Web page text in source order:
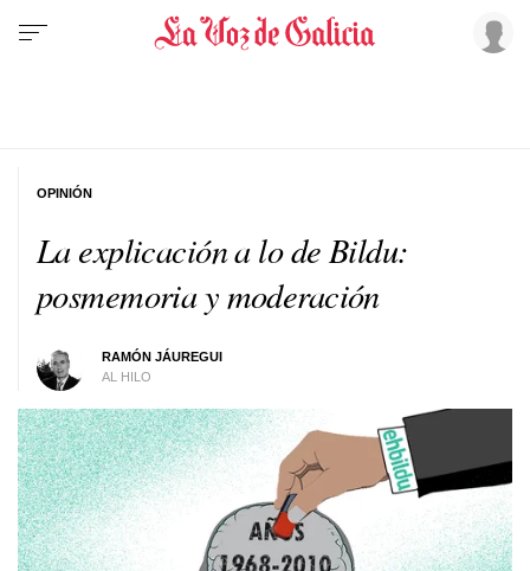
La explicación a lo de Bildu:
posmemoria y moderación
RAMÓN JÁUREGUI
AL HILO
OPINIÓN